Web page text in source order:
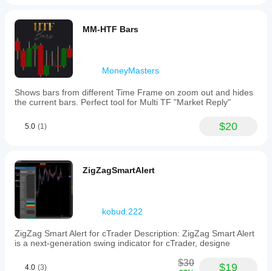
MM-HTF Bars
MoneyMasters
Shows bars from different Time Frame on zoom out and hides
the current bars. Perfect tool for Multi TF "Market Reply"
5.0 (1) $20
ZigZagSmartAlert
kobud.222
ZigZag Smart Alert for cTrader Description: ZigZag Smart Alert
is a next-generation swing indicator for cTrader, designe
4.0 (3) $30 $19